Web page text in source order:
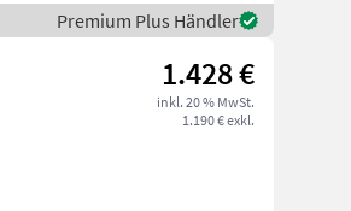
Premium Plus Händler
1.428 €
inkl. 20 % MwSt.
1.190 € exkl.